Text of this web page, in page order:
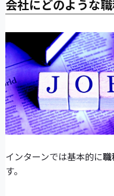
会社にどのような
インターンでは基本的に職
す。